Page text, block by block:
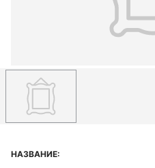
НАЗВАНИЕ: